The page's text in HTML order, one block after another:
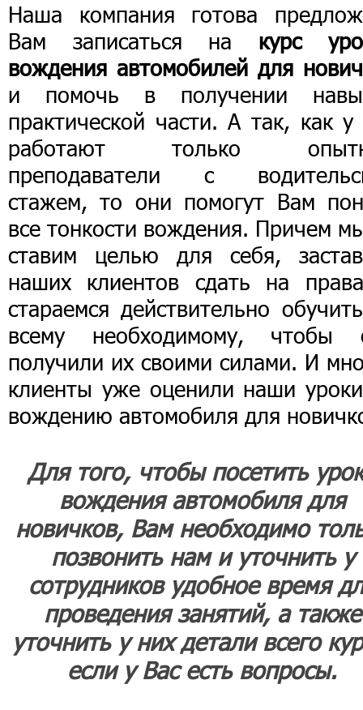
Наша компания готова
Вам записаться на курс
вождения автомобилей для
и помочь в получении
практической части. А так, как у
работают только
преподаватели с
стажем, то они помогут Вам
все тонкости вождения. Причем
ставим целью для себя,
наших клиентов сдать на
стараемся действительно
всему необходимому, чтобы
получили их своими силами. И
клиенты уже оценили наши
вождению автомобиля для
Для того, чтобы посетить
вождения автомобиля для
новичков, Вам необходимо
позвонить нам и уточнить у
сотрудников удобное время
проведения занятий, а также
уточнить у них детали всего
если у Вас есть вопросы.